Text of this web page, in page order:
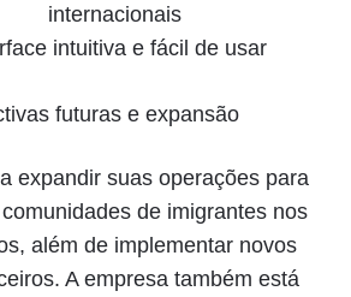
internacionais
intuitiva e fácil de usar
futuras e expansão
expandir suas operações para
de imigrantes nos
além de implementar novos
A empresa também está